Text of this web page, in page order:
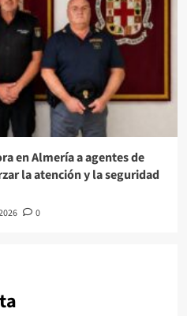
en Almería a agentes de
la atención y la seguridad
0